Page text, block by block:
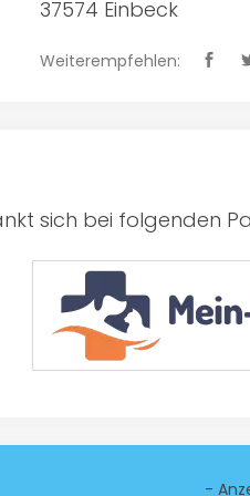
37574 Einbeck
Weiterempfehlen:
sich bei folgenden
-